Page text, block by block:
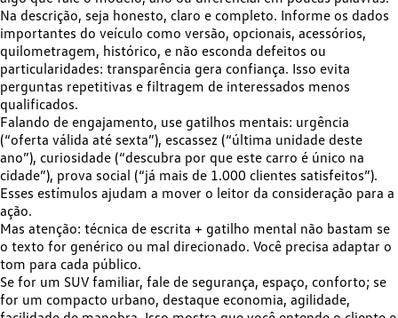
Na descrição, seja honesto, claro e completo. Informe os dados
importantes do veículo como versão, opcionais, acessórios,
quilometragem, histórico, e não esconda defeitos ou
particularidades: transparência gera confiança. Isso evita
perguntas repetitivas e filtragem de interessados menos
qualificados.
Falando de engajamento, use gatilhos mentais: urgência
(“oferta válida até sexta”), escassez (“última unidade deste
ano”), curiosidade (“descubra por que este carro é único na
cidade”), prova social (“já mais de 1.000 clientes satisfeitos”).
Esses estímulos ajudam a mover o leitor da consideração para a
ação.
Mas atenção: técnica de escrita + gatilho mental não bastam se
o texto for genérico ou mal direcionado. Você precisa adaptar o
tom para cada público.
Se for um SUV familiar, fale de segurança, espaço, conforto; se
for um compacto urbano, destaque economia, agilidade,